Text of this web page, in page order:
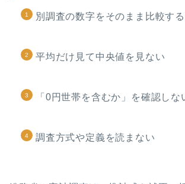
別調査の数字をそのまま比較する
平均だけ見て中央値を見ない
「0円世帯を含むか」を確認しな
調査方式や定義を読まない